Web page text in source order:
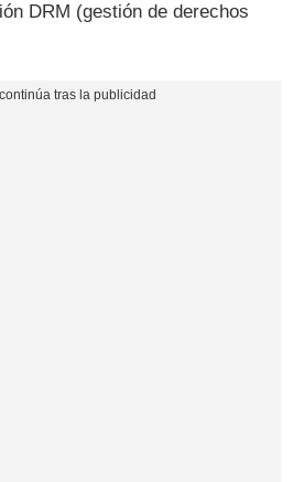
DRM (gestión de derechos